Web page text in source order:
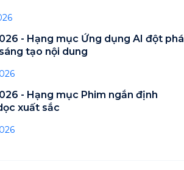
- Hạng mục Ứng dụng AI đột phá
tạo nội dung
- Hạng mục Phim ngắn định
xuất sắc